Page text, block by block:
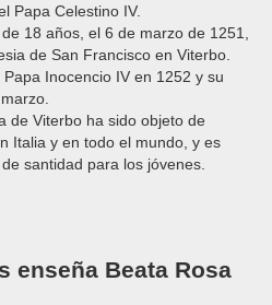
Papa Celestino IV.
18 años, el 6 de marzo de 1251,
de San Francisco en Viterbo.
Inocencio IV en 1252 y su
de Viterbo ha sido objeto de
Italia y en todo el mundo, y es
santidad para los jóvenes.
enseña Beata Rosa